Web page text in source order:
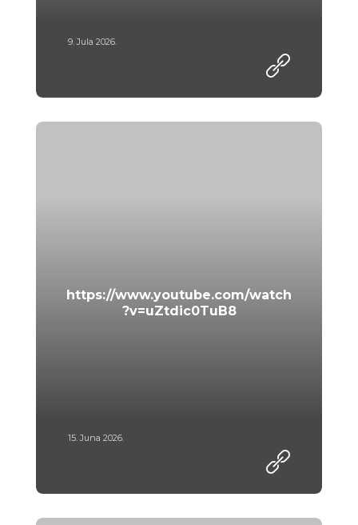
9. Jula 2026.
https://www.youtube.com/watch
?v=uZtdic0TuB8
15. Juna 2026.